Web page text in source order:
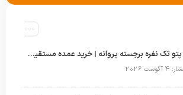
قیمت پتو تک نفره برجسته پروانه | خرید عمده مستقیم با بهترین قیمت بازار
2026